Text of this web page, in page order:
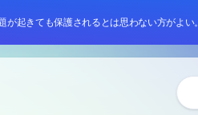
起きても保護されるとは思わない方がよい。